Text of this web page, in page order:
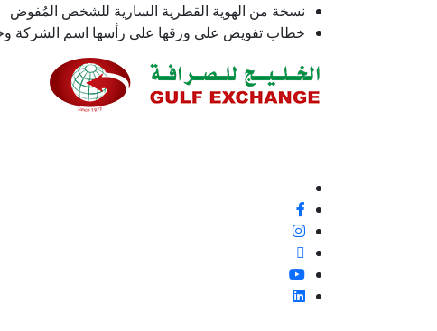
نسخة من الهوية القطرية السارية للشخص المُفوض
خطاب تفويض على ورقها على رأسها اسم الشركة